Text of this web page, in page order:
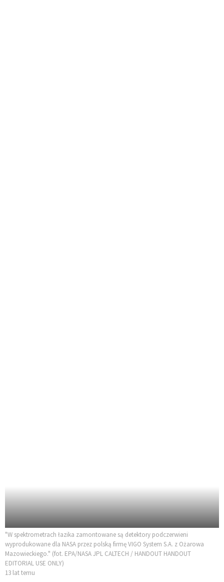
"W spektrometrach łazika zamontowane są detektory podczerwieni
wyprodukowane dla NASA przez polską firmę VIGO System S.A. z Ożarowa
Mazowieckiego." (fot. EPA/NASA JPL CALTECH / HANDOUT HANDOUT
EDITORIAL USE ONLY)
13 lat temu